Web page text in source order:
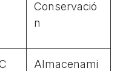
Conservació
n
Almacenami